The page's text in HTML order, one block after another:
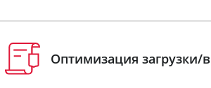
Оптимизация загрузки/